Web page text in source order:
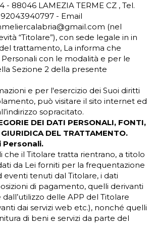
- 88046 LAMEZIA TERME CZ , Tel.
- Email
(nel
“Titolare”), con sede legale in in
trattamento, La informa che
con le modalità e per le
Sezione 2 della presente
e per l'esercizio dei Suoi diritti
può visitare il sito internet ed
sopracitato.
DEI DATI PERSONALI, FONTI,
DEL TRATTAMENTO.
Personali.
che il Titolare tratta rientrano, a titolo
da Lei forniti per la frequentazione
eventi tenuti dal Titolare, i dati
di pagamento, quelli derivanti
delle APP del Titolare
dai servizi web etc.), nonché quelli
di beni e servizi da parte del